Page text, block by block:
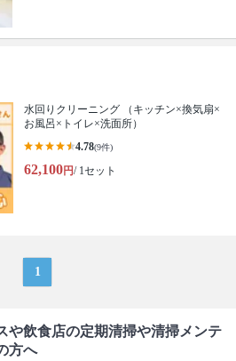
水回りクリーニング （キッチン×換気扇×
お風呂×トイレ×洗面所）
4.78(9件)
62,100円/ 1セット
1
や飲食店の定期清掃や清掃メンテ
方へ